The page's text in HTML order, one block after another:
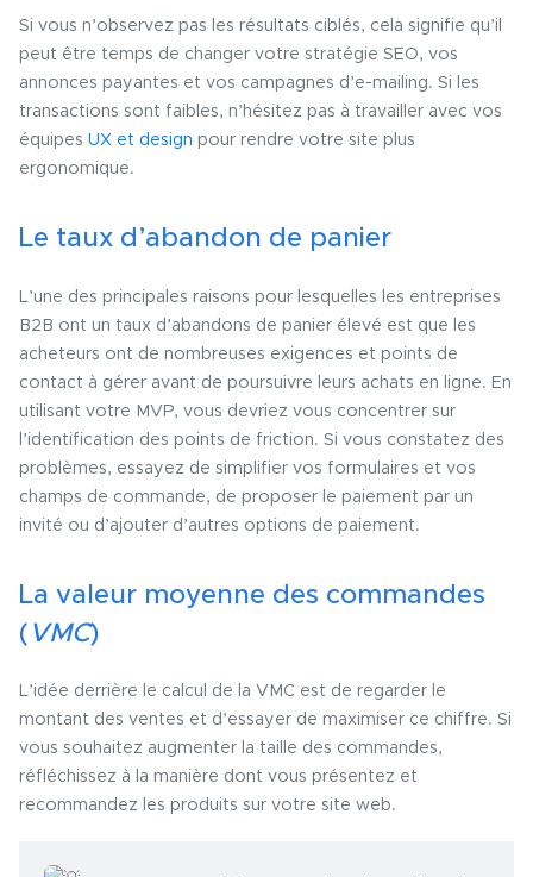
Si vous n’observez pas les résultats ciblés, cela signifie qu’il
peut être temps de changer votre stratégie SEO, vos
annonces payantes et vos campagnes d’e-mailing. Si les
transactions sont faibles, n’hésitez pas à travailler avec vos
équipes UX et design pour rendre votre site plus
ergonomique.
Le taux d’abandon de panier
L’une des principales raisons pour lesquelles les entreprises
B2B ont un taux d’abandons de panier élevé est que les
acheteurs ont de nombreuses exigences et points de
contact à gérer avant de poursuivre leurs achats en ligne. En
utilisant votre MVP, vous devriez vous concentrer sur
l’identification des points de friction. Si vous constatez des
problèmes, essayez de simplifier vos formulaires et vos
champs de commande, de proposer le paiement par un
invité ou d’ajouter d’autres options de paiement.
La valeur moyenne des commandes
( VMC)
L’idée derrière le calcul de la VMC est de regarder le
montant des ventes et d’essayer de maximiser ce chiffre. Si
vous souhaitez augmenter la taille des commandes,
réfléchissez à la manière dont vous présentez et
recommandez les produits sur votre site web.